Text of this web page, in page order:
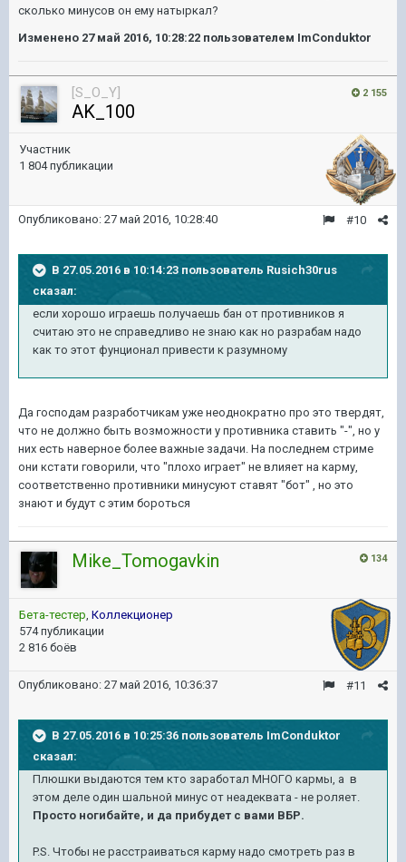
сколько минусов он ему натыркал?
Изменено 27 май 2016, 10:28:22 пользователем ImConduktor
2 155
[S_O_Y]
AK_100
Участник
1 804 публикации
#10
Опубликовано: 27 май 2016, 10:28:40
В 27.05.2016 в 10:14:23 пользователь Rusich30rus
сказал:
если хорошо играешь получаешь бан от противников я
считаю это не справедливо не знаю как но разрабам надо
как то этот фунционал привести к разумному
Да господам разработчикам уже неоднократно про это твердят,
что не должно быть возможности у противника ставить "-", но у
них есть наверное более важные задачи. На последнем стриме
они кстати говорили, что "плохо играет" не влияет на карму,
соответственно противники минусуют ставят "бот" , но это
знают и будут с этим бороться
134
Mike_Tomogavkin
Бета-тестер, Коллекционер
574 публикации
2 816 боёв
#11
Опубликовано: 27 май 2016, 10:36:37
В 27.05.2016 в 10:25:36 пользователь ImConduktor
сказал:
Плюшки выдаются тем кто заработал МНОГО кармы, а в
этом деле один шальной минус от неадеквата - не роляет.
Просто ногибайте, и да прибудет с вами ВБР.
P.S. Чтобы не расстраиваться карму надо смотреть раз в